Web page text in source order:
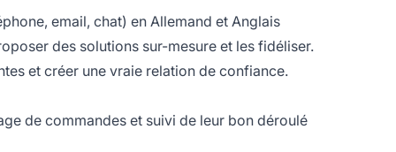
email, chat) en Allemand et Anglais
des solutions sur-mesure et les fidéliser.
et créer une vraie relation de confiance.
de commandes et suivi de leur bon déroulé